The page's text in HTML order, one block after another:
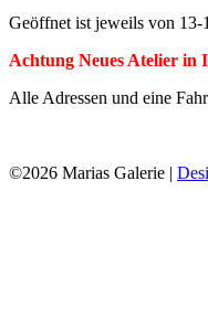
Geöffnet ist jeweils von 13-
Achtung Neues Atelier in
Alle Adressen und eine
©2026 Marias Galerie |